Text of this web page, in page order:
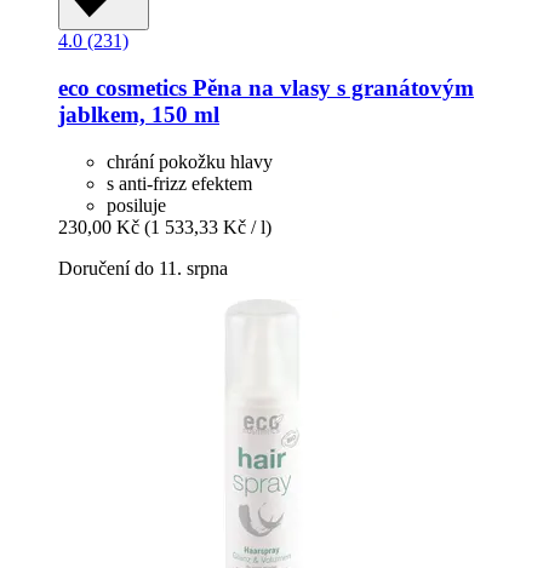
4.0 (231)
eco cosmetics Pěna na vlasy s granátovým
jablkem, 150 ml
chrání pokožku hlavy
s anti-frizz efektem
posiluje
230,00 Kč (1 533,33 Kč / l)
Doručení do 11. srpna